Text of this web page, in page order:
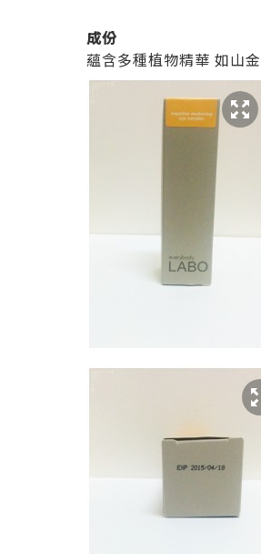
成份
蘊含多種植物精華 如山